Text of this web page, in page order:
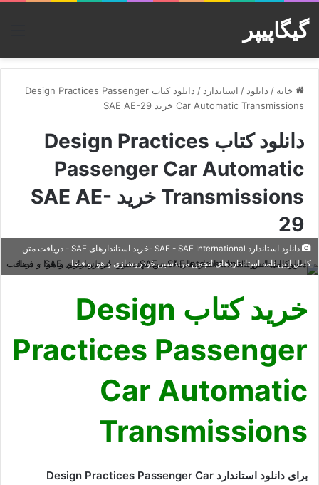
گیگاپیپر
خانه / دانلود / استاندارد /
دانلود کتاب Design Practices Passenger
Car Automatic Transmissions خرید SAE AE-29
دانلود کتاب Design Practices
Passenger Car Automatic
Transmissions خرید SAE AE-
29
دانلود استاندارد SAE - SAE International -خرید استاندارهای SAE - دریافت متن
کامل ایین نامه استانداردهاي انجمن مهندسين خودروسازي و هوا و فضا
خرید کتاب Design
Practices Passenger
Car Automatic
Transmissions
برای دانلود استاندارد Design Practices Passenger Car